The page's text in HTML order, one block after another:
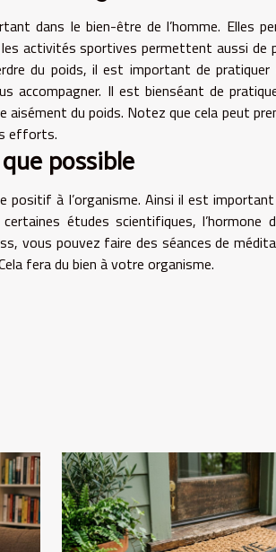
dans le bien-être de l’homme. Elles
activités sportives permettent aussi de
du poids, il est important de
accompagner. Il est bienséant de
du poids. Notez que cela peut
efforts.
possible
positif à l’organisme. Ainsi il est
études scientifiques, l’hormone
vous pouvez faire des séances de
fera du bien à votre organisme.